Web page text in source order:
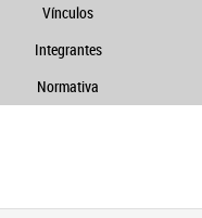
Vínculos
Integrantes
Normativa